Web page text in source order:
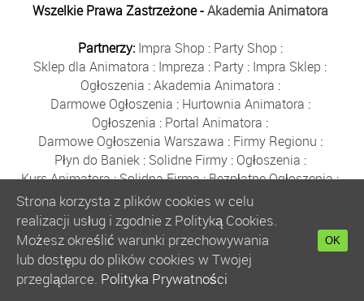
Wszelkie Prawa Zastrzeżone -Akademia Animatora
Partnerzy: Impra Shop : Party Shop :
Sklep dla Animatora : Impreza : Party : Impra Sklep :
Ogłoszenia :Akademia Animatora :
Darmowe Ogłoszenia : Hurtownia Animatora :
Ogłoszenia : Portal Animatora :
Darmowe Ogłoszenia Warszawa : Firmy Regionu :
Płyn do Baniek: Solidne Firmy: Ogłoszenia :
Kurs Animatora:Solidna Firma:Bezpłatne Ogłoszenia:
Animator Czasu Wolnego:
Bezpłatne Ogłoszenia Warszawa:sklep animatora
Bańki Mydlane:Bezpłatne Ogłoszenia
Szkolenie Animatorów:Kurs Animatora
:
Kurs Animatora Warszawa :Rumia
Kurs Animatora Poznań:
Strona korzysta z plików cookies w celu
realizacji usług i zgodnie z Polityką Cookies.
Możesz określić warunki przechowywania
lub dostępu do plików cookies w Twojej
przeglądarce. Polityka Prywatności
OK